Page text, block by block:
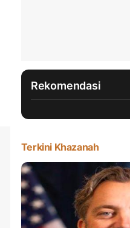
Rekomendasi
Terkini Khazanah